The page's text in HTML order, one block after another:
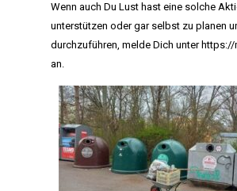
Wenn auch Du Lust hast eine solche
unterstützen oder gar selbst zu planen
durchzuführen, melde Dich unter https://
an.